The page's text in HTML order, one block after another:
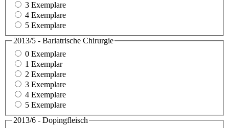
3 Exemplare
4 Exemplare
5 Exemplare
2013/5 - Bariatrische Chirurgie
0 Exemplare
1 Exemplar
2 Exemplare
3 Exemplare
4 Exemplare
5 Exemplare
2013/6 - Dopingfleisch